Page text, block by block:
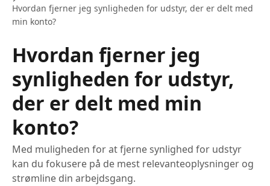
Hvordan fjerner jeg synligheden for udstyr, der er delt med
min konto?
Hvordan fjerner jeg
synligheden for udstyr,
der er delt med min
konto?
Med muligheden for at fjerne synlighed for udstyr
kan du fokusere på de mest relevanteoplysninger og
strømline din arbejdsgang.